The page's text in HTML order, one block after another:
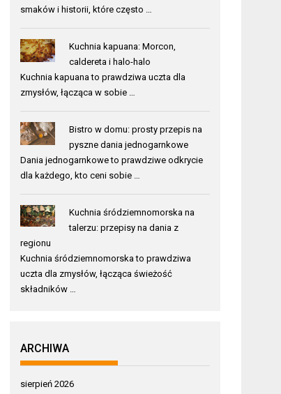
smaków i historii, które często …
Kuchnia kapuana: Morcon,
caldereta i halo-halo
Kuchnia kapuana to prawdziwa uczta dla
zmysłów, łącząca w sobie …
Bistro w domu: prosty przepis na
pyszne dania jednogarnkowe
Dania jednogarnkowe to prawdziwe odkrycie
dla każdego, kto ceni sobie …
Kuchnia śródziemnomorska na
talerzu: przepisy na dania z
regionu
Kuchnia śródziemnomorska to prawdziwa
uczta dla zmysłów, łącząca świeżość
składników …
ARCHIWA
sierpień 2026